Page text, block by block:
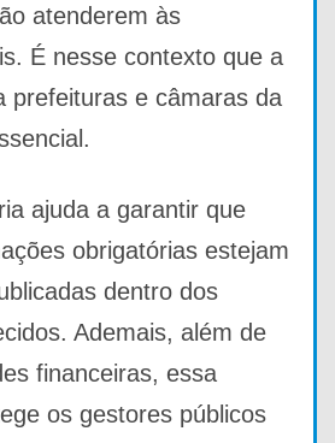
atenderem às
É nesse contexto que a
prefeituras e câmaras da
ajuda a garantir que
obrigatórias estejam
dentro dos
Ademais, além de
financeiras, essa
os gestores públicos